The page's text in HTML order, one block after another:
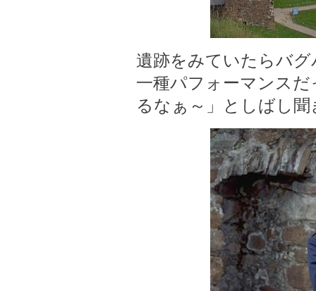
遺跡をみていたらバ
一種パフォーマンス
るなぁ～」としばし